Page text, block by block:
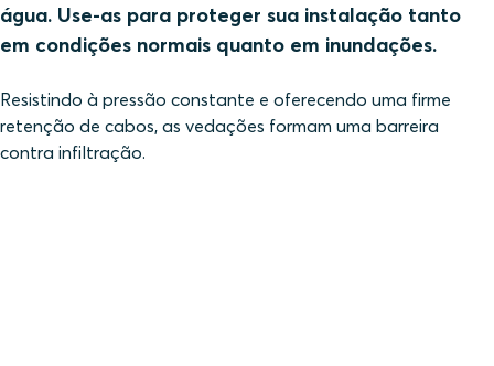
água. Use-as para proteger sua instalação tanto
em condições normais quanto em inundações.
Resistindo à pressão constante e oferecendo uma firme
retenção de cabos, as vedações formam uma barreira
contra infiltração.